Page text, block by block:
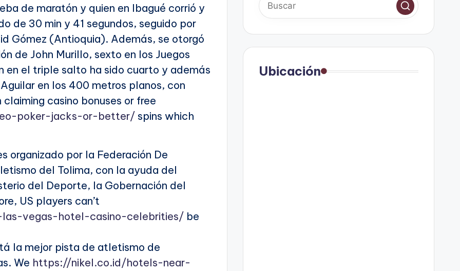
de maratón y quien en Ibagué corrió y
de 30 min y 41 segundos, seguido por
Gómez (Antioquia). Además, se otorgó
de John Murillo, sexto en los Juegos
en el triple salto ha sido cuarto y además
en los 400 metros planos, con
casino bonuses or free
poker-jacks-or-better/ spins which
organizado por la Federación De
del Tolima, con la ayuda del
del Deporte, la Gobernación del
US players can’t
vegas-hotel-casino-celebrities/ be
la mejor pista de atletismo de
We https://nikel.co.id/hotels-near-
Ubicación